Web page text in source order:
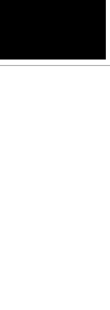
vyrovnávaním záťaže, aby